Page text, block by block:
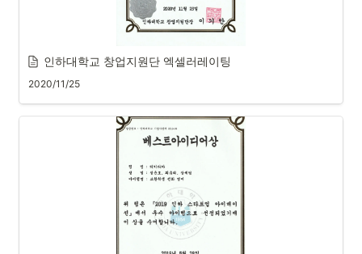
인하대학교 창업지원단 엑셀러레이팅
2020/11/25